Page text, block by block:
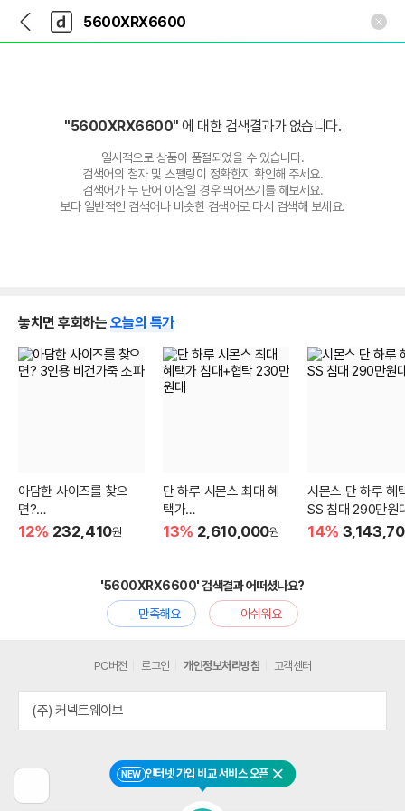
다
나
와
가
다
와
"5600XRX6600" 에 대한 검색결과가 없습니다.
일시적으로 상품이 품절되었을 수 있습니다.
검색어의 철자 및 스펠링이 정확한지 확인해 주세요.
검색어가 두 단어 이상일 경우 띄어쓰기를 해보세요.
보다 일반적인 검색어나 비슷한 검색어로 다시 검색해 보세요.
놓치면 후회하는 오늘의 특가
아담한 사이즈를 찾으
면?
3인용 비건가죽 소파
12% 232,410원
단 하루 시몬스 최대 혜
택가
침대+협탁 230만원대
13% 2,610,000원
시몬스 단 하루 혜
SS 침대 290만원
14%
'5600XRX6600' 검색결과 어떠셨나요?
만족해요
아쉬워요
전
NEW 인터넷 가입 비교 서비스 오픈 닫기
PC버전 로그인 개인정보처리방침 고객센터
(주) 커넥트웨이브